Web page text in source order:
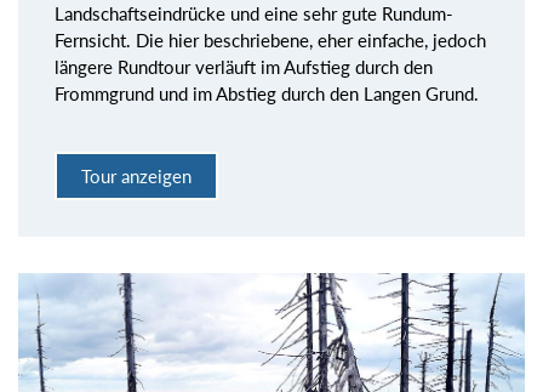
Landschaftseindrücke und eine sehr gute Rundum-
Fernsicht. Die hier beschriebene, eher einfache, jedoch
längere Rundtour verläuft im Aufstieg durch den
Frommgrund und im Abstieg durch den Langen Grund.
Tour anzeigen